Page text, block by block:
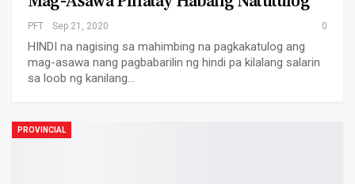
PFT Sep 21, 2020 0
HINDI na nagising sa mahimbing na pagkakatulog ang
mag-asawa nang pagbabarilin ng hindi pa kilalang salarin
sa loob ng kanilang…
PROVINCIAL